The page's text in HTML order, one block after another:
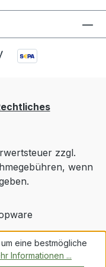
zzgl.
wenn
eine bestmögliche
Informationen ...